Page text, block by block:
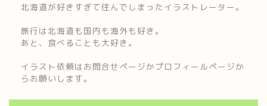
北海道が好きすぎて住んでしまったイラストレーター。
旅行は北海道も国内も海外も好き。
あと、食べることも大好き。
イラスト依頼はお問合せページかプロフィールページか
らお願いします。